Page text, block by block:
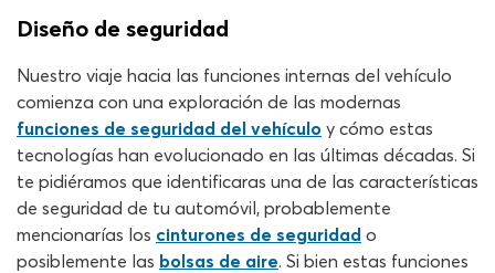
Diseño de seguridad
Nuestro viaje hacia las funciones internas del vehículo
comienza con una exploración de las modernas
funciones de seguridad del vehículo y cómo estas
tecnologías han evolucionado en las últimas décadas. Si
te pidiéramos que identificaras una de las características
de seguridad de tu automóvil, probablemente
mencionarías los cinturones de seguridad o
posiblemente las bolsas de aire. Si bien estas funciones